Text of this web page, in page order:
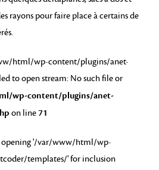
rayons pour faire place à certains de
html/wp-content/plugins/anet-
to open stream: No such file or
wp-content/plugins/anet-
on line71
opening '/var/www/html/wp-
templates/' for inclusion